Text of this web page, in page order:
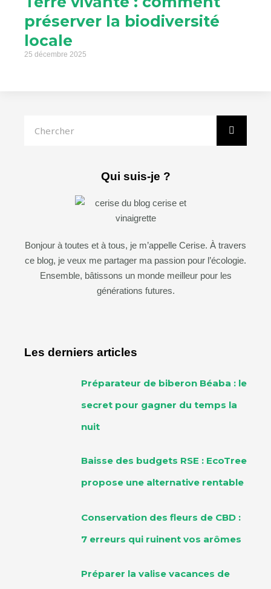
préserver la biodiversité
locale
25 décembre 2025
Qui suis-je ?
Bonjour à toutes et à tous, je m’appelle Cerise. À travers
ce blog, je veux me partager ma passion pour l’écologie.
Ensemble, bâtissons un monde meilleur pour les
générations futures.
Les derniers articles
Préparateur de biberon Béaba : le
secret pour gagner du temps la
nuit
Baisse des budgets RSE : EcoTree
propose une alternative rentable
Conservation des fleurs de CBD :
7 erreurs qui ruinent vos arômes
Préparer la valise vacances de